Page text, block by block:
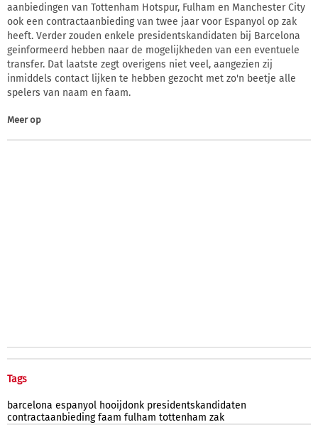
aanbiedingen van Tottenham Hotspur, Fulham en Manchester City
ook een contractaanbieding van twee jaar voor Espanyol op zak
heeft. Verder zouden enkele presidentskandidaten bij Barcelona
geinformeerd hebben naar de mogelijkheden van een eventuele
transfer. Dat laatste zegt overigens niet veel, aangezien zij
inmiddels contact lijken te hebben gezocht met zo'n beetje alle
spelers van naam en faam.
Meer op
Tags
barcelona espanyol hooijdonk presidentskandidaten
contractaanbieding faam fulham tottenham zak